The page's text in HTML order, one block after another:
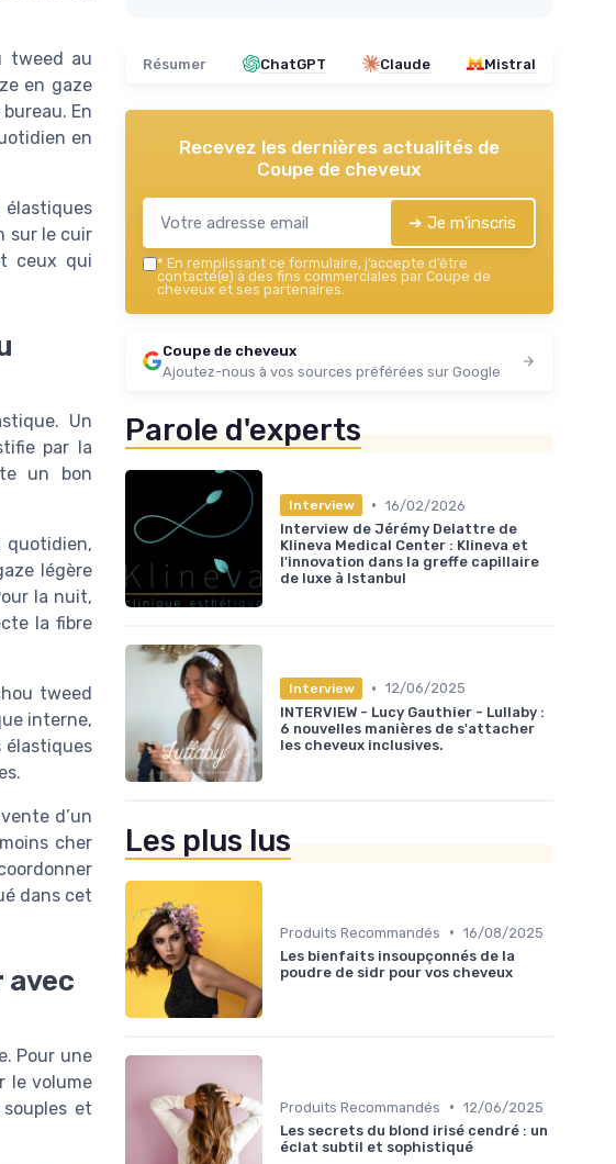
tweed au
en gaze
En
en
élastiques
sur le cuir
ceux qui
Un
par la
un bon
légère
la nuit,
la fibre
tweed
interne,
élastiques
d’un
cher
dans cet
avec
Pour une
le volume
et
Résumer ChatGPT Claude Mistral
Recevez les dernières actualités de
Coupe de cheveux
➔ Je m'inscris
* En remplissant ce formulaire, j’accepte d’être
contacté(e) à des fins commerciales par Coupe de
cheveux et ses partenaires.
Coupe de cheveux
Ajoutez-nous à vos sources préférées sur Google
Parole d'experts
Interview • 16/02/2026
Interview de Jérémy Delattre de
Klineva Medical Center : Klineva et
l'innovation dans la greffe capillaire
de luxe à Istanbul
Interview • 12/06/2025
INTERVIEW - Lucy Gauthier - Lullaby :
6 nouvelles manières de s'attacher
les cheveux inclusives.
Les plus lus
Produits Recommandés • 16/08/2025
Les bienfaits insoupçonnés de la
poudre de sidr pour vos cheveux
Produits Recommandés • 12/06/2025
Les secrets du blond irisé cendré : un
éclat subtil et sophistiqué